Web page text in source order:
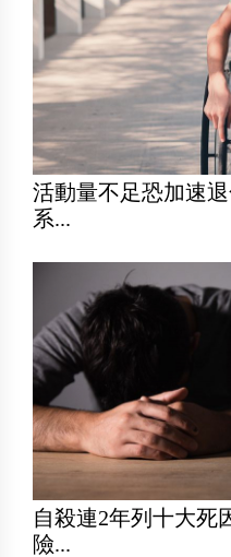
活動量不足恐加速
系...
自殺連2年列十大死
險...